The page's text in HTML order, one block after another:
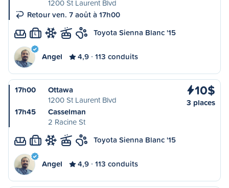
1200 St Laurent Blvd
Retour ven. 7 août à 17h00
L Toyota Sienna Blanc '15
Angel 4,9 113 conduits
17h00
Ottawa
1200 St Laurent Blvd
17h45
Casselman
2 Racine St
10$
3 places
L Toyota Sienna Blanc '15
Angel 4,9 113 conduits